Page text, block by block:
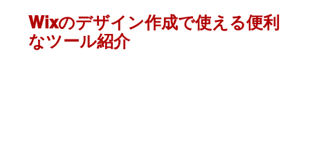
Wixのデザイン作成で使える便利
なツール紹介